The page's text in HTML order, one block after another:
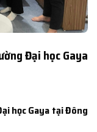
Đại học Gaya
học Gaya tại Đông